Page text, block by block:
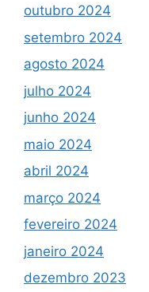
outubro 2024
setembro 2024
agosto 2024
julho 2024
junho 2024
maio 2024
abril 2024
março 2024
fevereiro 2024
janeiro 2024
dezembro 2023